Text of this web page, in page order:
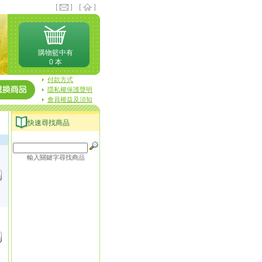
購物籃中有
0 本
付款方式
隱私權保護聲明
會員權益及須知
快速尋找商品
輸入關鍵字尋找商品